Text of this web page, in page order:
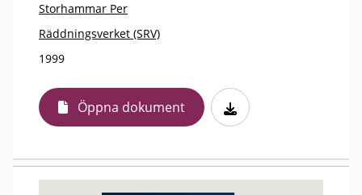
Storhammar Per
Räddningsverket (SRV)
1999
Öppna dokument